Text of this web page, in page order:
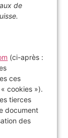
de
(ci-après :
ces
cookies »).
tierces
document
des